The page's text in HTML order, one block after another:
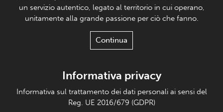
un servizio autentico, legato al territorio in cui operano,
unitamente alla grande passione per ciò che fanno.
Continua
Informativa privacy
Informativa sul trattamento dei dati personali ai sensi del
Reg. UE 2016/679 (GDPR)